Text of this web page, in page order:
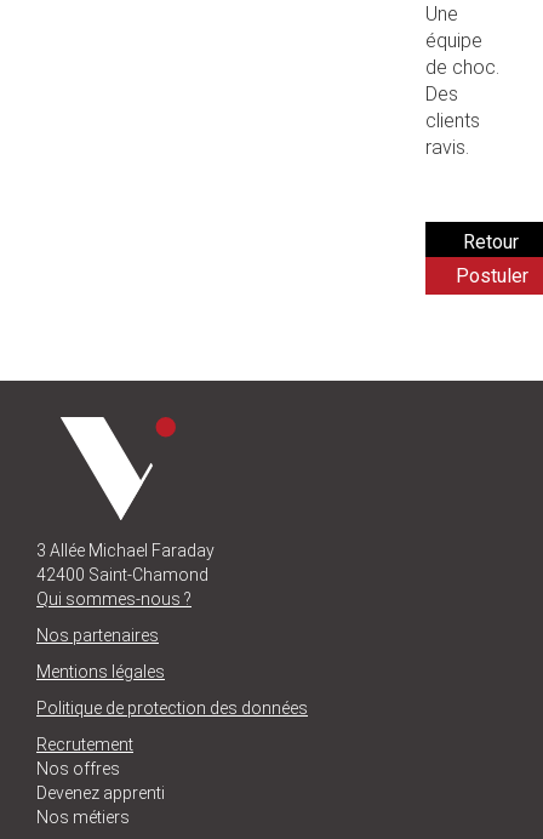
Une
équipe
de choc.
Des
clients
ravis.
Postuler
3 Allée Michael Faraday
42400 Saint-Chamond
Qui sommes-nous ?
Nos partenaires
Mentions légales
Politique de protection des données
Recrutement
Nos offres
Devenez apprenti
Nos métiers